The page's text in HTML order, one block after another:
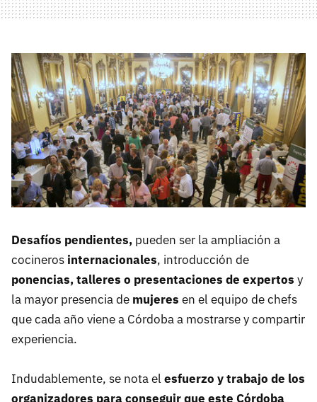
Desafíos pendientes, pueden ser la ampliación a
cocineros internacionales, introducción de
ponencias, talleres o presentaciones de expertos y
la mayor presencia de mujeres en el equipo de chefs
que cada año viene a Córdoba a mostrarse y compartir
experiencia.
Indudablemente, se nota el esfuerzo y trabajo de los
organizadores para conseguir que este Córdoba